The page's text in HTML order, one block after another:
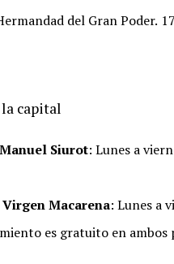
del Gran Poder.
capital
Siurot: Lunes a
Macarena: Lunes a
es gratuito en ambos